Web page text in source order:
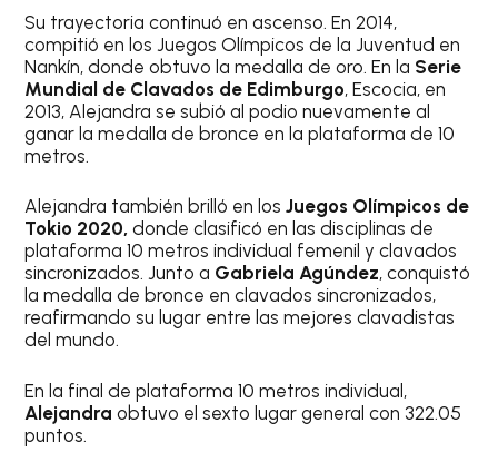
Su trayectoria continuó en ascenso. En 2014,
compitió en los Juegos Olímpicos de la Juventud en
Nankín, donde obtuvo la medalla de oro. En la Serie
Mundial de Clavados de Edimburgo, Escocia, en
2013, Alejandra se subió al podio nuevamente al
ganar la medalla de bronce en la plataforma de 10
metros.
Alejandra también brilló en los Juegos Olímpicos de
Tokio 2020, donde clasificó en las disciplinas de
plataforma 10 metros individual femenil y clavados
sincronizados. Junto a Gabriela Agúndez, conquistó
la medalla de bronce en clavados sincronizados,
reafirmando su lugar entre las mejores clavadistas
del mundo.
En la final de plataforma 10 metros individual,
Alejandra obtuvo el sexto lugar general con 322.05
puntos.